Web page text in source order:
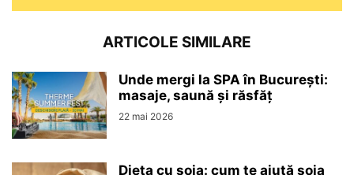
ARTICOLE SIMILARE
Unde mergi la SPA în București:
masaje, saună și răsfăț
22 mai 2026
Dieta cu soia: cum te ajută soia